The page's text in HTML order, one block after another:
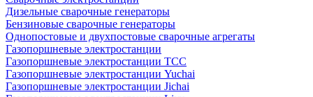
Дизельные сварочные генераторы
Бензиновые сварочные генераторы
Однопостовые и двухпостовые сварочные агрегаты
Газопоршневые электростанции
Газопоршневые электростанции ТСС
Газопоршневые электростанции Yuchai
Газопоршневые электростанции Jichai